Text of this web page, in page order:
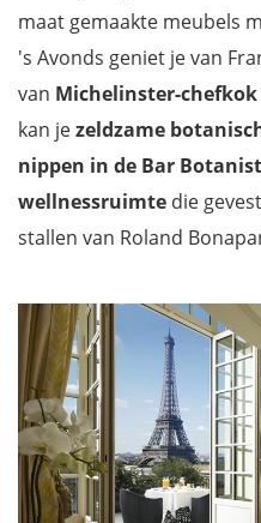
maat gemaakte meubels
's Avonds geniet je van
van Michelinster-
kan jezeldzame
nippen in de Bar
wellnessruimte die
stallen van Roland